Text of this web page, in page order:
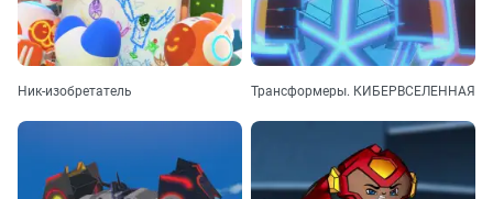
Ник-изобретатель Трансформеры. КИБЕРВСЕЛЕННАЯ